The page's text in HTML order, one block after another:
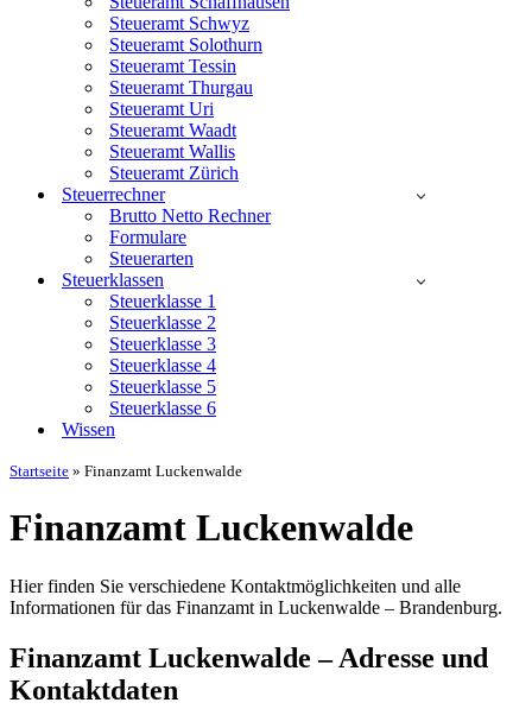
Steueramt Schwyz
Steueramt Solothurn
Steueramt Tessin
Steueramt Thurgau
Steueramt Uri
Steueramt Waadt
Steueramt Wallis
Steueramt Zürich
Steuerrechner
Brutto Netto Rechner
Formulare
Steuerarten
Steuerklassen
Steuerklasse 1
Steuerklasse 2
Steuerklasse 3
Steuerklasse 4
Steuerklasse 5
Steuerklasse 6
Wissen
Startseite » Finanzamt Luckenwalde
Finanzamt Luckenwalde
Hier finden Sie verschiedene Kontaktmöglichkeiten und alle
Informationen für das Finanzamt in Luckenwalde – Brandenburg.
Finanzamt Luckenwalde – Adresse und
Kontaktdaten